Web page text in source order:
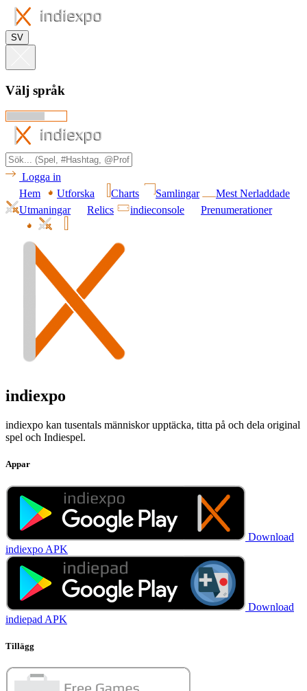
SV
Välj språk
Logga in
Hem
Utforska Charts Samlingar
Mest Nerladdade
Utmaningar
Relics indieconsole Prenumerationer
indiexpo
indiexpo kan tusentals människor upptäcka, titta på och dela original
spel och Indiespel.
Appar
Download
indiexpo APK
Download
indiepad APK
Tillägg